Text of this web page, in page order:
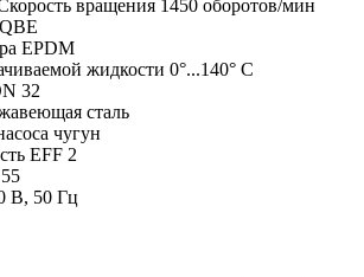
вращения 1450 оборотов/мин
EPDM
жидкости 0°...140° C
32
сталь
чугун
EFF 2
В, 50 Гц